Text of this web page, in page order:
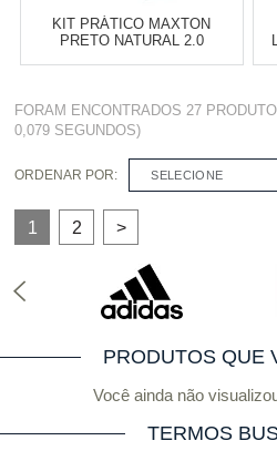
KIT PRÁTICO MAXTON
PRETO NATURAL 2.0
Varejo: R$ 4.050,70
Atacado: R$ 2.550,90
10 x de R$ 255,09
CREME
COMPRAR
FORAM ENCONTRADOS27
0,079 SEGUNDOS)
ORDENAR POR: SELECIONE
1 2 >
PRODUTOS QUE
Você ainda não
TERMOS